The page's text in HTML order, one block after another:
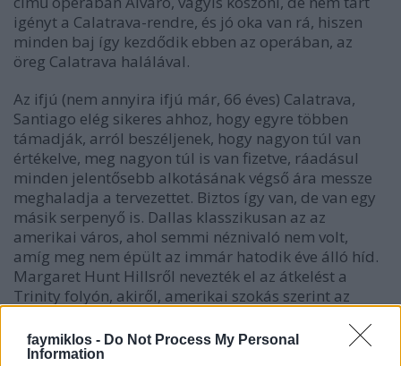
faymiklos - Do Not Process My Personal
Information
igényt a Calatrava-rendre, és jó oka van rá, hiszen
minden baj így kezdődik ebben az operában, az
öreg Calatrava halálával.
Az ifjú (nem annyira ifjú már, 66 éves) Calatrava,
Santiago elég sikeres ahhoz, hogy egyre többen
támadják, arról beszéljenek, hogy nagyon túl van
értékelve, meg nagyon túl is van fizetve, ráadásul
minden jelentősebb alkotásának végső ára messze
meghaladja a tervezettet. Biztos így van, de van egy
másik serpenyő is. Dallas klasszikusan az az
amerikai város, ahol semmi néznivaló nem volt,
amíg meg nem épült az immár hatodik éve álló híd.
Margaret Hunt Hillsről nevezték el az átkelést a
Trinity folyón, akiről, amerikai szokás szerint az
emberbarát, vagyis pénz adott a múlandóság elleni
harcban, amit a jelek szerint meg is nyert.